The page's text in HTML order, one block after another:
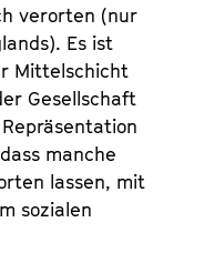
verorten (nur
Es ist
Mittelschicht
Gesellschaft
manche
lassen, mit
sozialen